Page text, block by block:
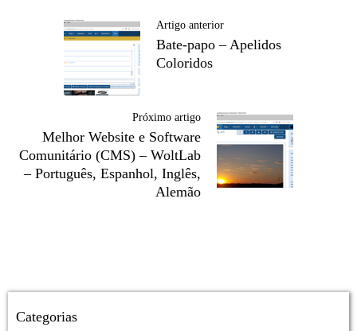
Artigo anterior
Bate-papo – Apelidos
Coloridos
Próximo artigo
Melhor Website e Software
Comunitário (CMS) – WoltLab
– Português, Espanhol, Inglês,
Alemão
Categorias